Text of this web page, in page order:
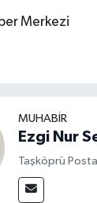
Merkezi
MUHABİR
Ezgi Nur
Taşköprü